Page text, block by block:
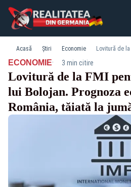
Acasă Știri Economie
ECONOMIE· 3 min citire
Lovitură de la FMI
lui Bolojan. Prognoza
România, tăiată la